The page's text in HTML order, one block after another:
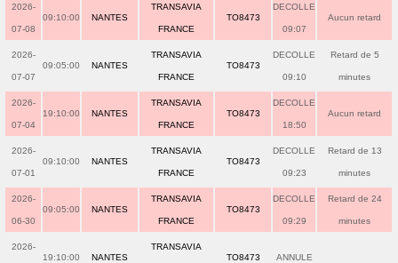
2026-
07-08
09:10:00 NANTES
TRANSAVIA
FRANCE
TO8473
DECOLLE
09:07
Aucun retard
2026-
07-07
09:05:00 NANTES
TRANSAVIA
FRANCE
TO8473
DECOLLE
09:10
Retard de 5
minutes
2026-
07-04
19:10:00 NANTES
TRANSAVIA
FRANCE
TO8473
DECOLLE
18:50
Aucun retard
2026-
07-01
09:10:00 NANTES
TRANSAVIA
FRANCE
TO8473
DECOLLE
09:23
Retard de 13
minutes
2026-
06-30
09:05:00 NANTES
TRANSAVIA
FRANCE
TO8473
DECOLLE
09:29
Retard de 24
minutes
2026-
19:10:00 NANTES
TRANSAVIA
TO8473 ANNULE